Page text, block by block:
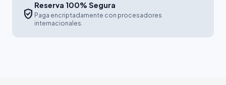
verified_user
Reserva 100% Segura
Paga encriptadamente con procesadores
internacionales.